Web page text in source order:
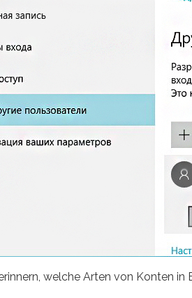
welche Arten von Konten